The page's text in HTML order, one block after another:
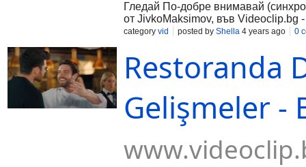
Гледай По-добре внимавай
от JivkoMaksimov, във Videoclip.bg
category vid posted by Shella 4 years ago 0
Restoranda
Gelişmeler -